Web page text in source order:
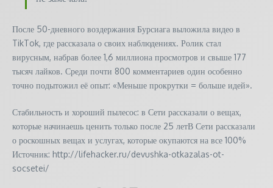
После 50-дневного воздержания Бурсиага выложила видео в
TikTok, где рассказала о своих наблюдениях. Ролик стал
вирусным, набрав более 1,6 миллиона просмотров и свыше 177
тысяч лайков. Среди почти 800 комментариев один особенно
точно подытожил её опыт: «Меньше прокрутки = больше идей».
Стабильность и хороший пылесос: в Сети рассказали о вещах,
которые начинаешь ценить только после 25 летВ Сети рассказали
о роскошных вещах и услугах, которые окупаются на все 100%
Источник: http://lifehacker.ru/devushka-otkazalas-ot-
socsetei/